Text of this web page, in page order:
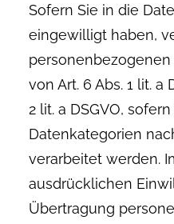
Sofern Sie in die
eingewilligt haben,
von Art. 6 Abs. 1 lit. a
2 lit. a DSGVO,
Datenkategorien
verarbeitet werden.
ausdrücklichen
Übertragung